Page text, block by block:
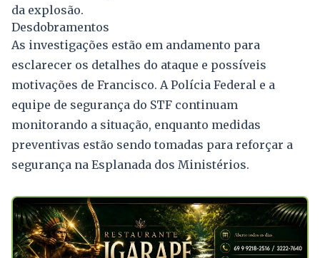
da explosão.
Desdobramentos
As investigações estão em andamento para
esclarecer os detalhes do ataque e possíveis
motivações de Francisco. A Polícia Federal e a
equipe de segurança do STF continuam
monitorando a situação, enquanto medidas
preventivas estão sendo tomadas para reforçar a
segurança na Esplanada dos Ministérios.